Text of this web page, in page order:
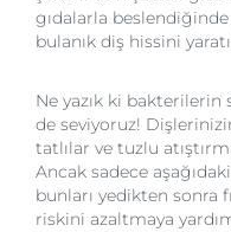
gıdalarla
bulanık diş hissini
Ne yazık ki
de seviyoruz!
tatlılar ve tuzlu
Ancak sadece
bunları yedikten sonra
riskini azaltmaya